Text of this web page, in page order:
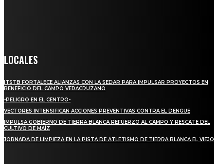
LOCALES
ITSTB FORTALECE ALIANZAS CON LA SEDAR PARA IMPULSAR PROYECTOS EN
BENEFICIO DEL CAMPO VERACRUZANO
-PELIGRO EN EL CENTRO-
VECTORES INTENSIFICAN ACCIONES PREVENTIVAS CONTRA EL DENGUE
IMPULSA GOBIERNO DE TIERRA BLANCA REFUERZO AL CAMPO Y RESCATE DEL
CULTIVO DE MAÍZ
JORNADA DE LIMPIEZA EN LA PISTA DE ATLETISMO DE TIERRA BLANCA EL VIEJO